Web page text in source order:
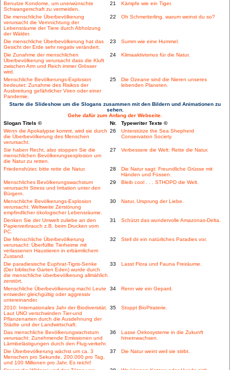
Benutze Kondome, um unerwünschte
Schwangerschaft zu vermeiden.
21 Kämpfe wie ein Tiger.
Die menschliche Überbevölkerung
verursacht die Vernnichtung der
Lebensräume der Tiere durch Abholzung
der Wälder.
22 Oh Schmetterling, warum weinst du so?
Die menschliche Überbevölkerung hat das
Gesicht der Erde sehr negativ verändert.
23 Summ wie eine Hummel.
Die Zunahme der menschlichen
Überbevölkerung verursacht dass die Kluft
zwischen Arm und Reich immer Grösser
wird.
24 Klimaaktivismus für die Natur.
Menschliche Bevölkerungs-Explosion
bedeutet: Zunahme des Risikos der
Ausbreitung gefährlicher Viren oder einer
Pandemie.
25
Die Ozeane sind die Nieren unseres
lebenden Planeten.
Starte die Slideshow um die Slogans zusammen mit den Bildern und Animationen zu
sehen.
Gehe dafür zum Anfang der Webseite.
Slogan Titels ©
Nr.
Typewriter Texte ©
Wenn die Apokalypse kommt, wird sie durch
die Überbevölkerung des Menschen
verursacht.
26
Unterstütze the Sea Shepherd
Conservation Society.
Sie haben Recht, also stoppen Sie die
menschlichen Bevölkerungsexplosion um
die Natur zu retten.
27 Verbessere die Welt: Rette die Natur.
Friedenshüter, bitte rette die Natur. 28
Die Natur sagt: Freundliche Grüsse mit
Händen und Füssen.
Menschliches Bevölkerungswachstum
verursacht Stress und Irritation unter den
Bürgern.
29 Bleib cool . . . STHOPD die Welt.
Menschliche Bevölkerungs-Explosion
verursacht: Weltweite Zerstörung
empfindlicher ökologischer Lebensräume.
30 Natur, Ursprung der Liebe.
Denken Sie der Umwelt zuliebe an den
Papierverbrauch z.B. beim Drucken vom
PC.
31 Schützt das wundervolle Amazonas-Delta.
Die Menschliche Überbevölkerung
verursacht: Überfüllte Tierheime mit
verlassenen Haustieren in erbärmlichem
Zustand.
32 Stell dir ein natürliches Paradies vor.
Die paradiesische Euphrat-Tigris-Senke
(Der biblische Garten Eden) wurde durch
die menschliche überbevölkerung allmählich
zerstört.
33 Lasst Flora und Fauna Freiräume.
Menschliche Überbevölkerung macht Leute
entweder gleichgültig oder aggressiv
untereinander.
34 Renn wie ein Gepard.
2010: Internationales Jahr der Biodiversität.
Laut UNO verschwinden Tier-und
Pflanzenarten durch die Ausdehnung der
Städte und der Landwirtschaft.
35 Stoppt BioPiraterie.
Das menschliche Bevölkerungwachstum
verursacht: Zunehmende Emissionen und
Lärmbelästigungen durch den Flug-verkehr.
36
Lasse Oekosysteme in die Zukunft
hineinwachsen.
Die Überbevölkerung wächst um ca. 3
Menschen pro Sekunde, 200.000 pro Tag,
und 100 Millionen pro Jahr. Es reicht!
37 Die Natur weint weil sie stirbt.